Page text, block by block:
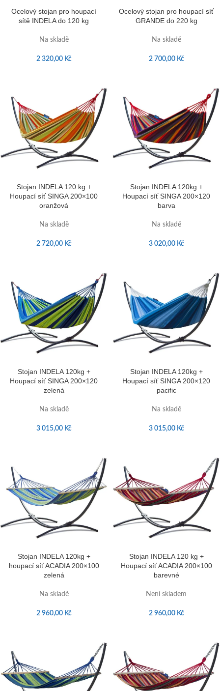
Ocelový stojan pro houpací
sítě INDELA do 120 kg
Na skladě
2 320,00 Kč
Ocelový stojan pro houpací síť
GRANDE do 220 kg
Na skladě
2 700,00 Kč
Stojan INDELA 120 kg +
Houpací síť SINGA 200×100
oranžová
Na skladě
2 720,00 Kč
Stojan INDELA 120kg +
Houpací síť SINGA 200×120
barva
Na skladě
3 020,00 Kč
Stojan INDELA 120kg +
Houpací síť SINGA 200×120
zelená
Na skladě
3 015,00 Kč
Stojan INDELA 120kg +
Houpací síť SINGA 200×120
pacific
Na skladě
3 015,00 Kč
Stojan INDELA 120kg +
houpací síť ACADIA 200×100
zelená
Na skladě
2 960,00 Kč
Stojan INDELA 120 kg +
Houpací síť ACADIA 200×100
barevné
Není skladem
2 960,00 Kč